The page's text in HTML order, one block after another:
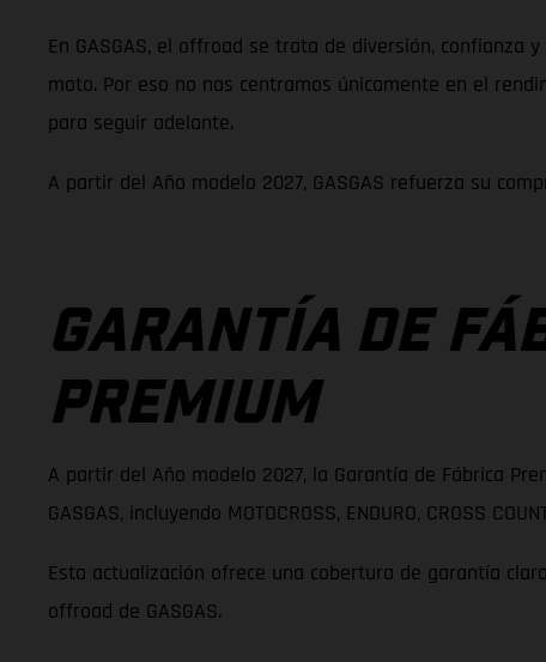
En GASGAS, el offroad se trata de diversión,
moto. Por eso no nos centramos únicamente en el
para seguir adelante.
A partir del Año modelo 2027, GASGAS refuerza su
GARANTÍA DE
PREMIUM
A partir del Año modelo 2027, la Garantía de Fábrica
GASGAS, incluyendo MOTOCROSS, ENDURO, CROSS
Esta actualización ofrece una cobertura de garantía
offroad de GASGAS.